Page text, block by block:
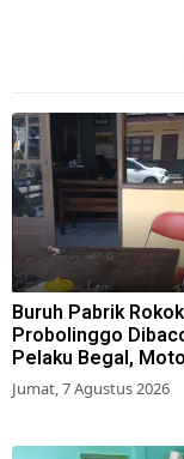
Buruh Pabrik
Probolinggo
Pelaku Begal,
Tas Amblas
Jumat, 7 Agustus 2026